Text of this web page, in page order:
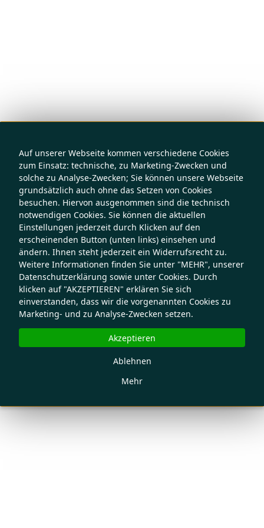
Auf unserer Webseite kommen verschiedene Cookies
zum Einsatz: technische, zu Marketing-Zwecken und
solche zu Analyse-Zwecken; Sie können unsere Webseite
grundsätzlich auch ohne das Setzen von Cookies
besuchen. Hiervon ausgenommen sind die technisch
notwendigen Cookies. Sie können die aktuellen
Einstellungen jederzeit durch Klicken auf den
erscheinenden Button (unten links) einsehen und
ändern. Ihnen steht jederzeit ein Widerrufsrecht zu.
Weitere Informationen finden Sie unter "MEHR", unserer
Datenschutzerklärung sowie unter Cookies. Durch
klicken auf "AKZEPTIEREN" erklären Sie sich
einverstanden, dass wir die vorgenannten Cookies zu
Marketing- und zu Analyse-Zwecken setzen.
Mehr
Ablehnen
Akzeptieren